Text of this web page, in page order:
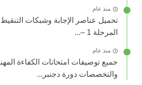
منذ عام
المرحلة 1 –...
منذ عام
جميع توصيفات امتحانات الكفاءة
والتخصصات دورة دجنبر...